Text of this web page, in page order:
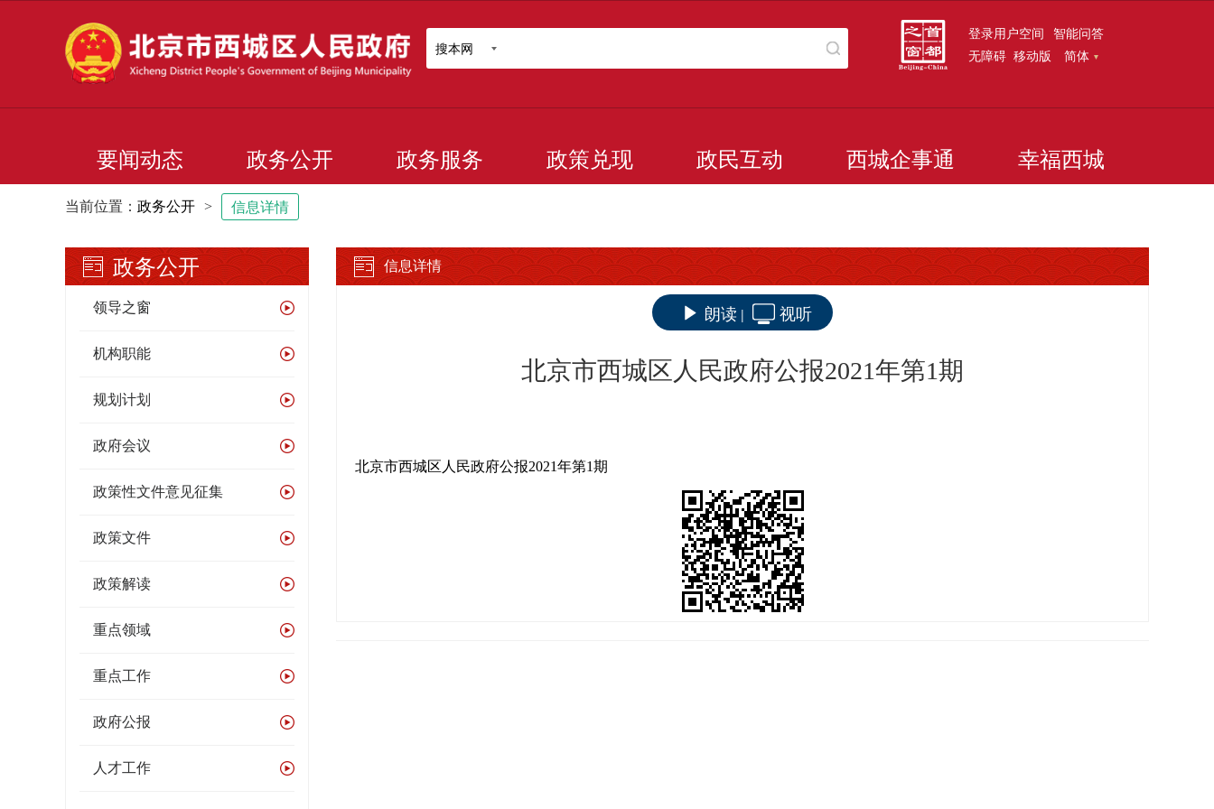
搜本网
登录用户空间 智能问答
无障碍 移动版 简体
要闻动态 政务公开 政务服务 政策兑现 政民互动 西城企事通 幸福西城
当前位置： 政务公开 > 信息详情
政务公开
领导之窗
机构职能
规划计划
政府会议
政策性文件意见征集
政策文件
政策解读
重点领域
重点工作
政府公报
人才工作
信息详情
朗读 | 视听
北京市西城区人民政府公报2021年第1期
北京市西城区人民政府公报2021年第1期